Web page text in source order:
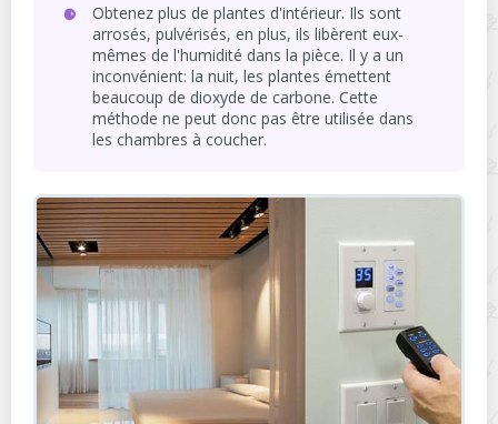
Obtenez plus de plantes d'intérieur. Ils sont
arrosés, pulvérisés, en plus, ils libèrent eux-
mêmes de l'humidité dans la pièce. Il y a un
inconvénient: la nuit, les plantes émettent
beaucoup de dioxyde de carbone. Cette
méthode ne peut donc pas être utilisée dans
les chambres à coucher.